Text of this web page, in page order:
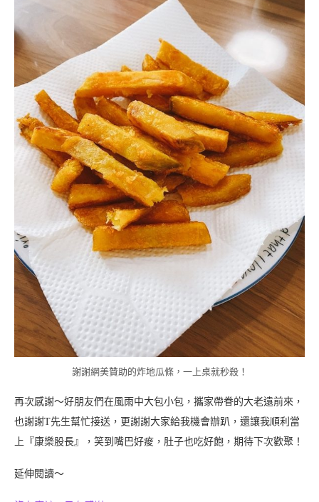
謝謝網美贊助的炸地瓜條，一上桌就秒殺！
再次感謝～好朋友們在風雨中大包小包，攜家帶眷的大老遠前來，
也謝謝T先生幫忙接送，更謝謝大家給我機會辦趴，還讓我順利當
上『康樂股長』，笑到嘴巴好痠，肚子也吃好飽，期待下次歡聚！
延伸閱讀～